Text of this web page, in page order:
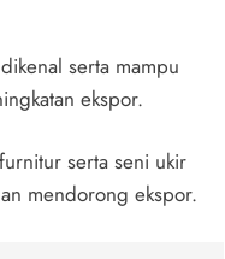
serta mampu
ekspor.
serta seni ukir
mendorong ekspor.